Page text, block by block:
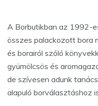
A Borbutikban az 1992-
összes palackozott bora
és borairól szóló
gyümölcsös és
de szívesen adunk
alapuló borválasztáshoz